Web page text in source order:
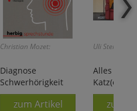
Christian Mozet:
Diagnose
Schwerhörigkeit
zum Artikel
Uli Stein:
Alles für
Katz(e)
zum